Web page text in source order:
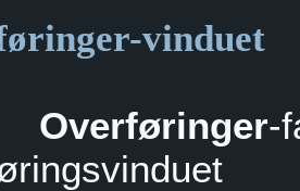
vinduet
Overføringer-